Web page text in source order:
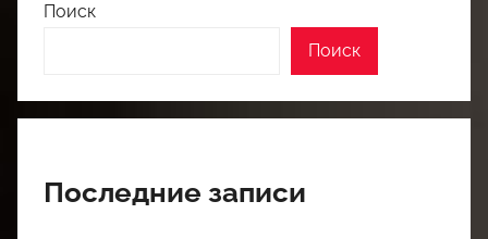
Поиск
Поиск
Последние записи